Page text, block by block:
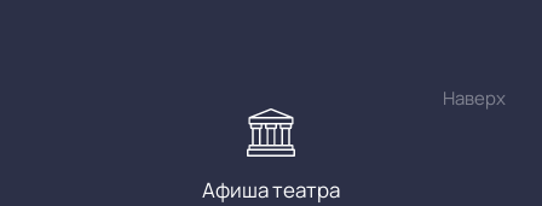
Наверх
Афиша театра